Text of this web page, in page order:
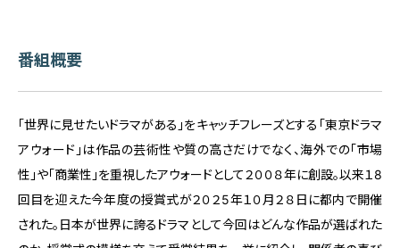
番組概要
「世界に見せたいドラマがある」をキャッチフレーズとする「東京ドラマ
アウォード」は作品の芸術性や質の高さだけでなく、海外での「市場
性」や「商業性」を重視したアウォードとして２００８年に創設。以来１8
回目を迎えた今年度の授賞式が２０２5年１０月２８日に都内で開催
された。日本が世界に誇るドラマとして今回はどんな作品が選ばれた